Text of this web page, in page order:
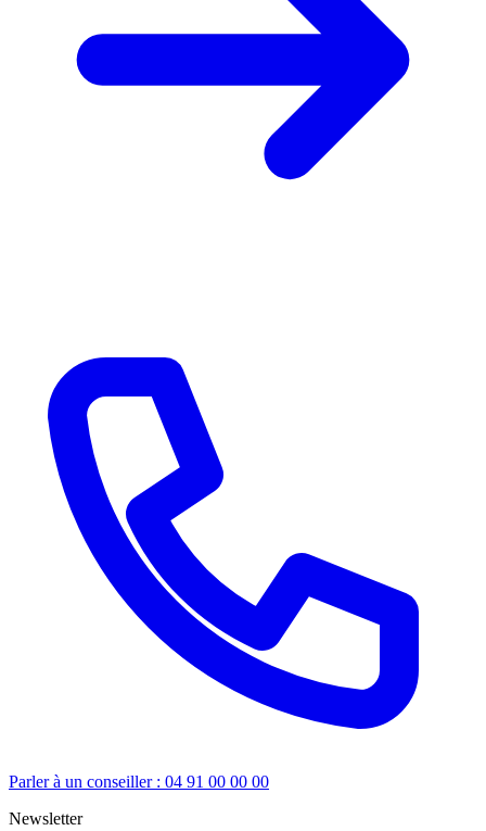
Parler à un conseiller : 04 91 00 00 00
Newsletter